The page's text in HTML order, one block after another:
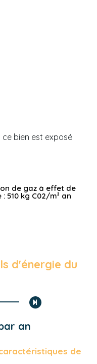
bien est exposé
de gaz à effet de
: 510 kg C02/m² an
d'énergie du
an
de